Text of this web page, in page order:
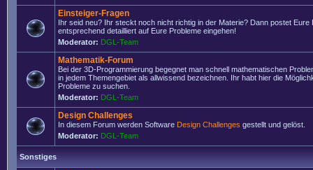
Einsteiger-Fragen
Ihr seid neu? Ihr steckt noch nicht richtig in der Materie? Dann postet Eure
entsprechend detailliert auf Eure Probleme eingehen!
Moderator: DGL-Team
Mathematik-Forum
Bei der 3D-Programmierung begegnet man schnell mathematischen
in jedem Themengebiet als allwissend bezeichnen. Ihr habt hier die
Probleme zu suchen.
Moderator: DGL-Team
Design Challenges
In diesem Forum werden Software Design Challenges gestellt und gelöst.
Moderator: DGL-Team
Sonstiges